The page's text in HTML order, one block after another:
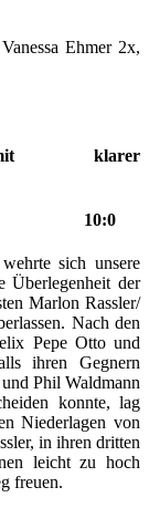
Ehmer 2x,
klarer
10:0
sich unsere
Überlegenheit der
Marlon Rassler/
Nach den
Pepe Otto und
ihren Gegnern
Phil Waldmann
konnte, lag
Niederlagen von
in ihren dritten
leicht zu hoch
freuen.